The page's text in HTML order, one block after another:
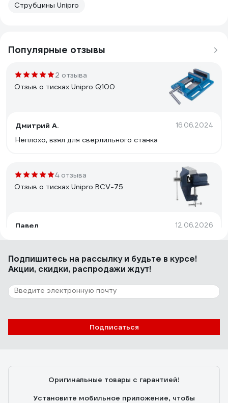
Струбцины Unipro
Популярные отзывы
2 отзыва
Отзыв о тисках Unipro Q100
Дмитрий А. 16.06.2024
Неплохо, взял для сверлильного станка
4 отзыва
Отзыв о тисках Unipro BCV-75
Павел 12.06.2026
Классные качественные компактные тиски
1 отзыв
Отзыв о тисках Unipro WWV/P-6
Подпишитесь на рассылкуи будьте в курсе!
Акции, скидки, распродажи ждут!
Подписаться
Оригинальные товары с гарантией!
Установите мобильное приложение, чтобы